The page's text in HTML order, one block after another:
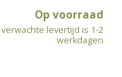
Op voorraad
verwachte levertijd is 1-2
werkdagen